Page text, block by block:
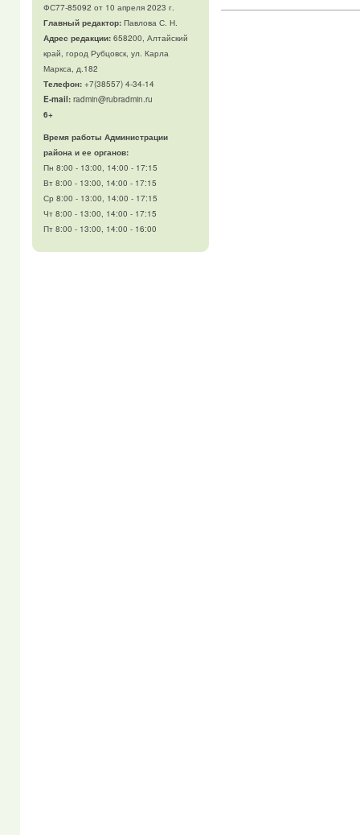
ФС77-85092 от 10 апреля 2023 г.
Главный редактор:Павлова С. Н.
Адрес редакции:658200, Алтайский
край, город Рубцовск, ул. Карла
Маркса, д.182
Телефон:+7(38557) 4-34-14
E-mail:radmin@rubradmin.ru
6+
Время работы Администрации
района и ее органов:
Пн 8:00 - 13:00, 14:00 - 17:15
Вт 8:00 - 13:00, 14:00 - 17:15
Ср 8:00 - 13:00, 14:00 - 17:15
Чт 8:00 - 13:00, 14:00 - 17:15
Пт 8:00 - 13:00, 14:00 - 16:00